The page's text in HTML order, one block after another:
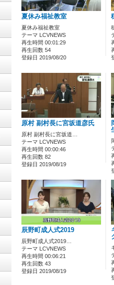
夏休み福祉教室
夏休み福祉教室
テーマ LCVNEWS
再生時間 00:01:29
再生回数 54
登録日 2019/08/20
原村 副村長に宮坂道彦氏
原村 副村長に宮坂道…
テーマ LCVNEWS
再生時間 00:00:46
再生回数 82
登録日 2019/08/19
辰野町成人式2019
辰野町成人式2019…
テーマ LCVNEWS
再生時間 00:06:21
再生回数 43
登録日 2019/08/19